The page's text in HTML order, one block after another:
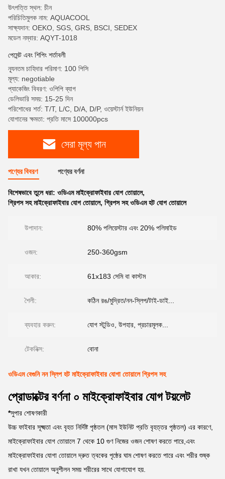
উৎপত্তি স্থল: চীন
পরিচিতিমুলক নাম: AQUACOOL
সাক্ষ্যদান: OEKO, SGS, GRS, BSCI, SEDEX
মডেল নম্বার: AQYT-1018
পেমেন্ট এবং শিপিং শর্তাবলী
ন্যূনতম চাহিদার পরিমাণ: 100 পিসি
মূল্য: negotiable
প্যাকেজিং বিবরণ: ওপিপি ব্যাগ
ডেলিভারি সময়: 15-25 দিন
পরিশোধের শর্ত: T/T, L/C, D/A, D/P, ওয়েস্টার্ন ইউনিয়ন
যোগানের ক্ষমতা: প্রতি মাসে 100000pcs
সেরা মূল্য পান
পণ্যের বিবরণ পণ্যের বর্ণনা
বিশেষভাবে তুলে ধরা: ওডিএম মাইক্রোফাইবার যোগ তোয়ালে,
গ্রিপস সহ মাইক্রোফাইবার যোগ তোয়ালে, গ্রিপস সহ ওডিএম হট যোগ তোয়ালে
উপাদান: 80% পলিয়েস্টার এবং 20% পলিমাইড
ওজন: 250-360gsm
আকার: 61x183 সেমি বা কাস্টম
শৈলী: কঠিন রঙ/মুদ্রিত/নন-স্লিপ/টাই-ডাই...
ব্যবহার করুন: যোগ স্টুডিও, উপহার, প্রচারমূলক...
টেকনিক্স: বোনা
ওডিএম বেগুনি নন স্লিপ হট মাইক্রোফাইবার যোগা তোয়ালে গ্রিপস সহ
প্রোডাক্টের বর্ণনা ০ মাইক্রোফাইবার যোগ টয়লেট
*সুপার শোষণকারী
উচ্চ ফাইবার সূক্ষ্মতা এবং বৃহত নির্দিষ্ট পৃষ্ঠতল (মাস ইউনিট প্রতি বৃহত্তর পৃষ্ঠতল) এর কারণে,
মাইক্রোফাইবার যোগ তোয়ালে 7 থেকে 10 গুণ নিজের ওজন শোষণ করতে পারে,এবং
মাইক্রোফাইবার যোগা তোয়ালে দ্রুত ত্বকের পৃষ্ঠের ঘাম শোষণ করতে পারে এবং শরীর শুষ্ক
রাখা যখন তোয়ালে অনুশীলন সময় শরীরের সাথে যোগাযোগ হয়.